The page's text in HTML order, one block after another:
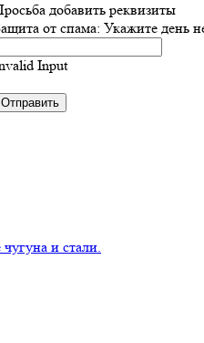
добавить реквизиты
от спама: Укажите день
Input
и стали.